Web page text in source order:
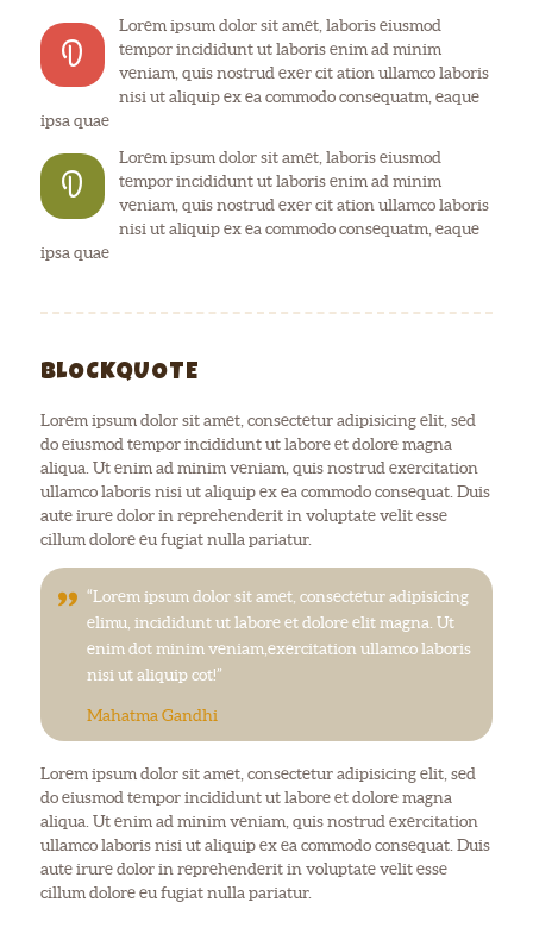
D
Lorem ipsum dolor sit amet, laboris eiusmod
tempor incididunt ut laboris enim ad minim
veniam, quis nostrud exer cit ation ullamco laboris
nisi ut aliquip ex ea commodo consequatm, eaque
ipsa quae
D
Lorem ipsum dolor sit amet, laboris eiusmod
tempor incididunt ut laboris enim ad minim
veniam, quis nostrud exer cit ation ullamco laboris
nisi ut aliquip ex ea commodo consequatm, eaque
ipsa quae
BLOCKQUOTE
Lorem ipsum dolor sit amet, consectetur adipisicing elit, sed
do eiusmod tempor incididunt ut labore et dolore magna
aliqua. Ut enim ad minim veniam, quis nostrud exercitation
ullamco laboris nisi ut aliquip ex ea commodo consequat. Duis
aute irure dolor in reprehenderit in voluptate velit esse
cillum dolore eu fugiat nulla pariatur.
“Lorem ipsum dolor sit amet, consectetur adipisicing
elimu, incididunt ut labore et dolore elit magna. Ut
enim dot minim veniam,exercitation ullamco laboris
nisi ut aliquip cot!”
Mahatma Gandhi
Lorem ipsum dolor sit amet, consectetur adipisicing elit, sed
do eiusmod tempor incididunt ut labore et dolore magna
aliqua. Ut enim ad minim veniam, quis nostrud exercitation
ullamco laboris nisi ut aliquip ex ea commodo consequat. Duis
aute irure dolor in reprehenderit in voluptate velit esse
cillum dolore eu fugiat nulla pariatur.